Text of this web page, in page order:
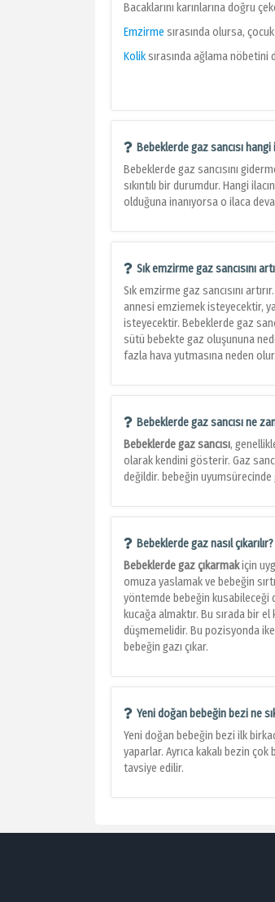
Bacaklarını karınlarına doğru
Emzirme sırasında olursa,
Koliksırasında ağlama
Bebeklerde gaz sancısı
Bebeklerde gaz sancısını
sıkıntılı bir durumdur. Hangi
olduğuna inanıyorsa o ilaca
Sık emzirme gaz sancısını
Sık emzirme gaz sancısını
annesi emziemek isteyecektir,
isteyecektir. Bebeklerde gaz
sütü bebekte gaz oluşununa
fazla hava yutmasına neden
Bebeklerde gaz sancısı ne
Bebeklerde gaz sancısı,
olarak kendini gösterir. Gaz
değildir. bebeğin
Bebeklerde gaz nasıl çıkarılır?
Bebeklerde gaz çıkarmakiçin
omuza yaslamak ve bebeğin
yöntemde bebeğin kusabileceği
kucağa almaktır. Bu sırada bir
düşmemelidir. Bu pozisyonda
bebeğin gazı çıkar.
Yeni doğan bebeğin bezi ne
Yeni doğan bebeğin bezi ilk
yaparlar. Ayrıca kakalı bezin
tavsiye edilir.